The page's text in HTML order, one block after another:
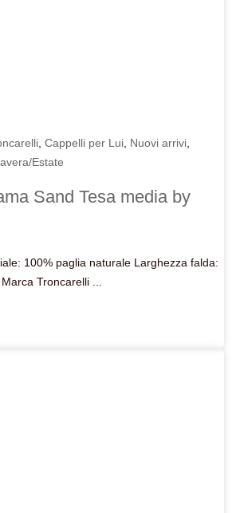
, Cappelli per Lui, Nuovi arrivi,
Estate
Sand Tesa media by
100% paglia naturale Larghezza falda:
Troncarelli ...